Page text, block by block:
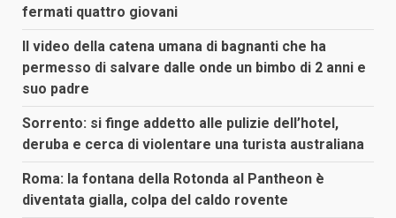
fermati quattro giovani
Il video della catena umana di bagnanti che ha
permesso di salvare dalle onde un bimbo di 2 anni e
suo padre
Sorrento: si finge addetto alle pulizie dell’hotel,
deruba e cerca di violentare una turista australiana
Roma: la fontana della Rotonda al Pantheon è
diventata gialla, colpa del caldo rovente